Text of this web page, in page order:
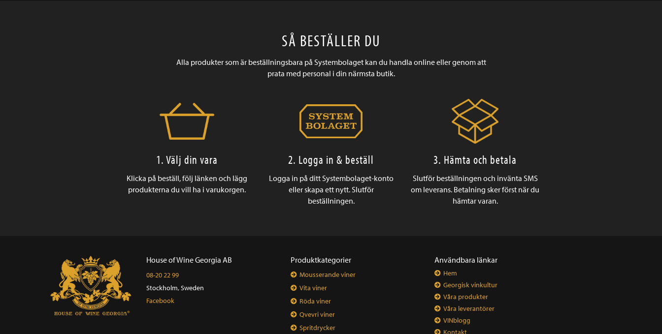
SÅ BESTÄLLER DU
Alla produkter som är beställningsbara på Systembolaget kan du handla online eller genom att
prata med personal i din närmsta butik.
1. Välj din vara
Klicka på beställ, följ länken och lägg
produkterna du vill ha i varukorgen.
2. Logga in & beställ
Logga in på ditt Systembolaget-konto
eller skapa ett nytt. Slutför
beställningen.
3. Hämta och betala
Slutför beställningen och invänta SMS
om leverans. Betalning sker först när du
hämtar varan.
House of Wine Georgia AB
08-20 22 99
Stockholm, Sweden
Facebook
Produktkategorier
Mousserande viner
Vita viner
Röda viner
Qvevri viner
Spritdrycker
Användbara länkar
Hem
Georgisk vinkultur
Våra produkter
Våra leverantörer
VINblogg
Kontakt